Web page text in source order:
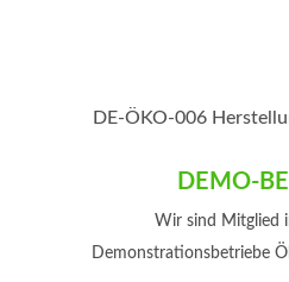
DE-ÖKO-006
DEMO-
Wir sind Mitglied
Demonstrationsbetriebe